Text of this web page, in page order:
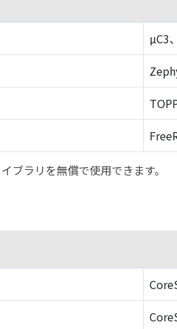
µC3
ラリを無償で使用できます。